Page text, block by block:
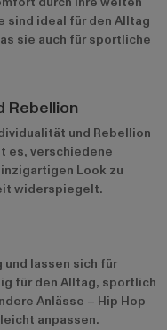
sind ideal für den Alltag
sie auch für sportliche
Rebellion
und Rebellion
es, verschiedene
Look zu
widerspiegelt.
lassen sich für
für den Alltag, sportlich
Anlässe – Hip Hop
anpassen.